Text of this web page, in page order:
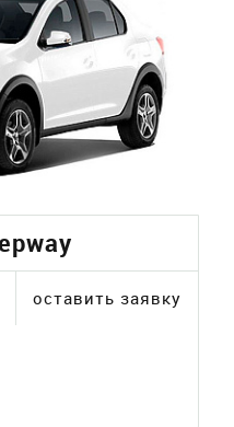
оставить заявку